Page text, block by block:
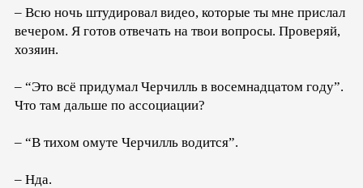
– Всю ночь штудировал видео, которые ты мне прислал
вечером. Я готов отвечать на твои вопросы. Проверяй,
хозяин.
– “Это всё придумал Черчилль в восемнадцатом году”.
Что там дальше по ассоциации?
– “В тихом омуте Черчилль водится”.
– Нда.